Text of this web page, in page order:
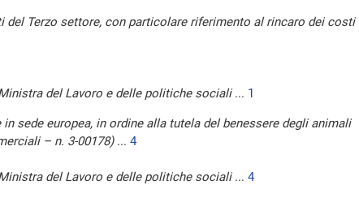
del Terzo settore, con particolare riferimento al rincaro dei costi
del Lavoro e delle politiche sociali... 1
sede europea, in ordine alla tutela del benessere degli animali
– n. 3-00178)... 4
del Lavoro e delle politiche sociali... 4